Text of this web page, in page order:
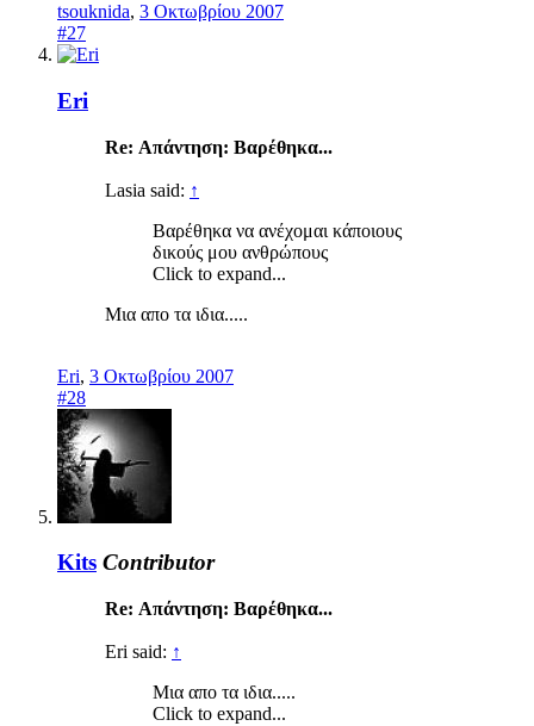
tsouknida, 3 Οκτωβρίου 2007
#27
Eri
Re: Απάντηση: Βαρέθηκα...
Lasia said: ↑
Βαρέθηκα να ανέχομαι κάποιους
δικούς μου ανθρώπους
Click to expand...
Μια απο τα ιδια.....
Eri, 3 Οκτωβρίου 2007
#28
Kits Contributor
Re: Απάντηση: Βαρέθηκα...
Eri said: ↑
Μια απο τα ιδια.....
Click to expand...